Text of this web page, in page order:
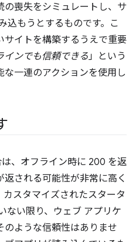
の喪失をシミュレートし、サ
込もうとするものです。こ
サイトを構築するうえで重要
インでも信頼できる」という
一連のアクションを使用し
、オフライン時に 200 を返
される可能性が非常に高く
スタマイズされたスタータ
ない限り、ウェブ アプリケ
のような信頼性はありませ